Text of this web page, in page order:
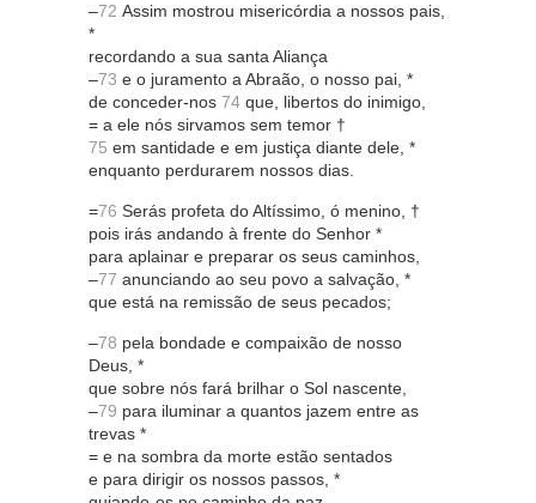
–72 Assim mostrou misericórdia a nossos pais,
*
recordando a sua santa Aliança
–73 e o juramento a Abraão, o nosso pai, *
de conceder-nos 74 que, libertos do inimigo,
= a ele nós sirvamos sem temor †
75 em santidade e em justiça diante dele, *
enquanto perdurarem nossos dias.
=76 Serás profeta do Altíssimo, ó menino, †
pois irás andando à frente do Senhor *
para aplainar e preparar os seus caminhos,
–77 anunciando ao seu povo a salvação, *
que está na remissão de seus pecados;
–78 pela bondade e compaixão de nosso
Deus, *
que sobre nós fará brilhar o Sol nascente,
–79 para iluminar a quantos jazem entre as
trevas *
= e na sombra da morte estão sentados
e para dirigir os nossos passos, *